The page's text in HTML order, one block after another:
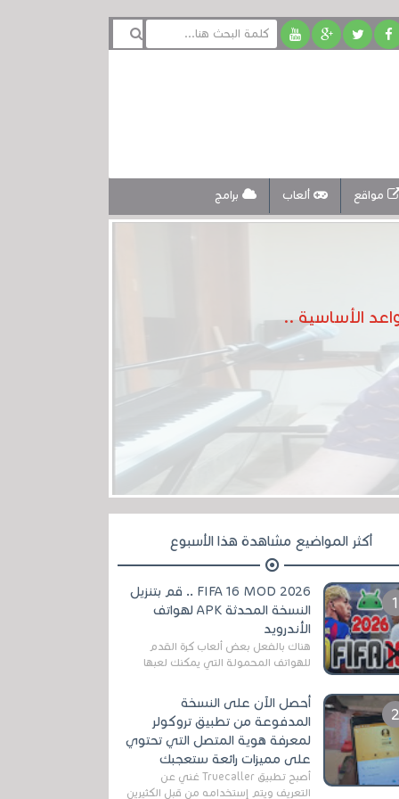
مواقع ألعاب برامج
أكثر المواضيع مشاهدة هذا الأسبوع
FIFA 16 MOD 2026 .. قم بتنزيل
النسخة المحدثة APK لهواتف
الأندرويد
هناك بالفعل بعض ألعاب كرة القدم
للهواتف المحمولة التي يمكنك لعبها
مثل EA Sports ...
أحصل الآن على النسخة
المدفوعة من تطبيق تروكولر
لمعرفة هوية المتصل التي تحتوي
على مميزات رائعة ستعجبك
أصبح تطبيق Truecaller غني عن
التعريف ويتم إستخدامه من قبل الكثيرين